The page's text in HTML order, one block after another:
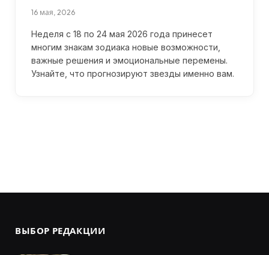
16 мая, 2026
Неделя с 18 по 24 мая 2026 года принесет
многим знакам зодиака новые возможности,
важные решения и эмоциональные перемены.
Узнайте, что прогнозируют звезды именно вам.
ВЫБОР РЕДАКЦИИ